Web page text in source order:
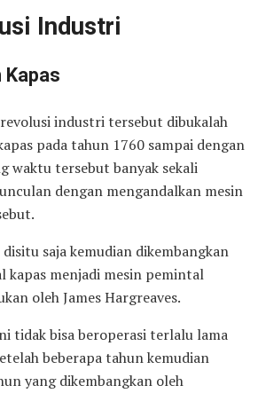
Industri
Kapas
industri tersebut dibukalah
pada tahun 1760 sampai dengan
waktu tersebut banyak sekali
dengan mengandalkan mesin
saja kemudian dikembangkan
kapas menjadi mesin pemintal
oleh James Hargreaves.
tidak bisa beroperasi terlalu lama
beberapa tahun kemudian
yang dikembangkan oleh